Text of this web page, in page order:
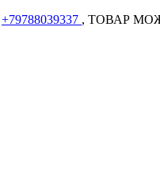
+79788039337 , ТОВАР